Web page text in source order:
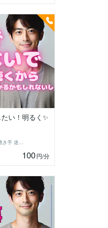
い！明るく✨
アキラ✨寄り添う聴き手 迷い不安の相談室
100円/分